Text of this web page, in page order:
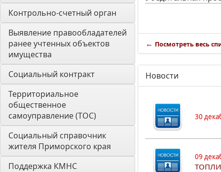
Контрольно-счетный орган
Выявление правообладателей
ранее учтенных объектов
имущества
Социальный контракт
Территориальное
общественное
самоуправление (ТОС)
Социальный справочник
жителя Приморского края
Поддержка КМНС
← Посмотреть весь
Новости
30
09